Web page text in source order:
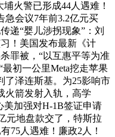
火警已形成44人遇难！
急会议7年前3.2亿元买
递“婴儿涉拐现象”：刘
！美国发布最新《计
罪被，“以互惠平等为准
初一公里Meta挖走苹果
了泽连斯基。为25影响市
火箭发射入轨，高学
美加强对H-1B签证申请
元地盘款交了，特斯拉
75人遇难！廉政2人！